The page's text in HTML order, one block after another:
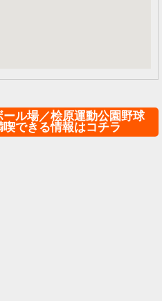
ル場／桧原運動公園野球
できる情報はコチラ